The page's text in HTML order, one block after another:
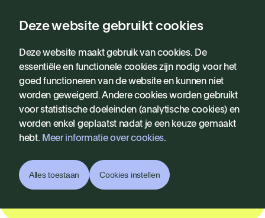
Deze website gebruikt cookies
Deze website maakt gebruik van cookies. De
essentiële en functionele cookies zijn nodig voor het
goed functioneren van de website en kunnen niet
worden geweigerd. Andere cookies worden gebruikt
voor statistische doeleinden (analytische cookies) en
worden enkel geplaatst nadat je een keuze gemaakt
hebt. Meer informatie over cookies.
Alles toestaan Cookies instellen
Programma
Antwerp Pride Opening
Night